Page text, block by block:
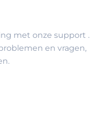
met onze support .
en vragen,